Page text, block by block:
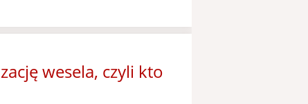
wesela, czyli kto